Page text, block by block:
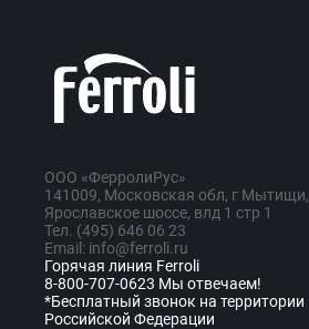
ООО «ФерролиРус»
141009, Московская обл, г Мытищи,
Ярославское шоссе, влд 1 стр 1
Тел. (495) 646 06 23
Email: info@ferroli.ru
Горячая линия Ferroli
8-800-707-0623 Мы отвечаем!
*Бесплатный звонок на территории
Российской Федерации